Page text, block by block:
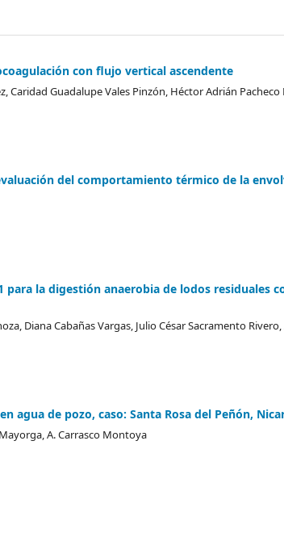
con flujo vertical ascendente
Caridad Guadalupe Vales Pinzón, Héctor Adrián
del comportamiento térmico de la
la digestión anaerobia de lodos residuales
Diana Cabañas Vargas, Julio César Sacramento
agua de pozo, caso: Santa Rosa del Peñón,
A. Carrasco Montoya